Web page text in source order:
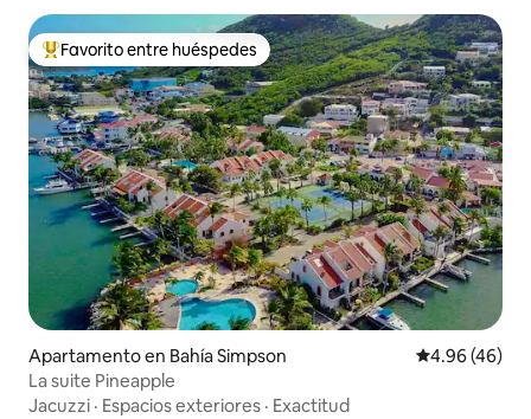
Favorito entre huéspedes preferido
Favorito entre huéspedes
Apartamento en Bahía Simpson Calificación
4.96 (46)
La suite Pineapple
Jacuzzi · Espacios exteriores · Exactitud